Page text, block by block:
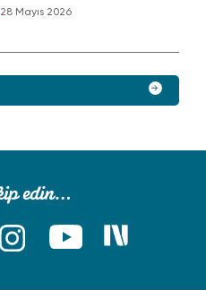
28 Mayıs 2026